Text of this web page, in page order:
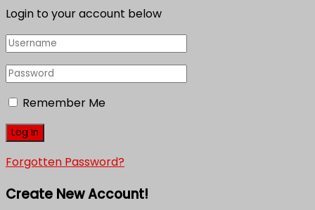
Login to your account below
Remember Me
Forgotten Password?
Create New Account!